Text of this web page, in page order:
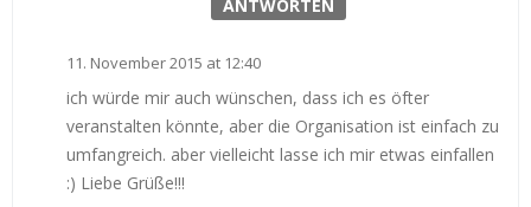
ANTWORTEN
11. November 2015 at 12:40
ich würde mir auch wünschen, dass ich es öfter
veranstalten könnte, aber die Organisation ist einfach zu
umfangreich. aber vielleicht lasse ich mir etwas einfallen
:) Liebe Grüße!!!